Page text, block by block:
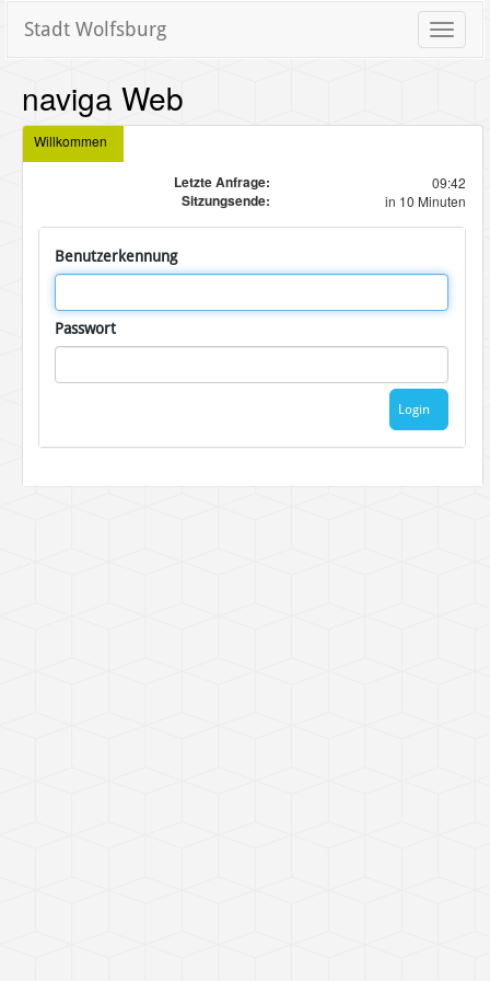
Toggle
Stadt Wolfsburg
naviga Web
Willkommen
Letzte Anfrage: 09:42
Sitzungsende: in 10 Minuten
Benutzerkennung
Passwort